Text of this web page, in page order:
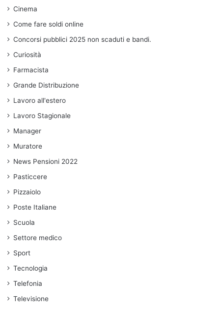
Cinema
Come fare soldi online
Concorsi pubblici 2025 non scaduti e bandi.
Curiosità
Farmacista
Grande Distribuzione
Lavoro all'estero
Lavoro Stagionale
Manager
Muratore
News Pensioni 2022
Pasticcere
Pizzaiolo
Poste Italiane
Scuola
Settore medico
Sport
Tecnologia
Telefonia
Televisione